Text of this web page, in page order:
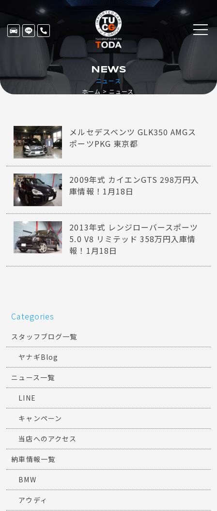
ニュース
NEWS
ホーム ニュース
メルセデスベンツ GLK350 AMGス
ポーツPKG 東京都
2009年式 カイエンGTS 298万円入
庫情報！1月18日
2013年式 レンジローバースポーツ
5.0 V8 リミテッド 358万円入庫情
報！1月18日
Categories
スタッフブログ一覧
ヤナギBlog
ニュース一覧
LINE
キャンペーン
当店へのアクセス
納車情報一覧
BMW
アウディ